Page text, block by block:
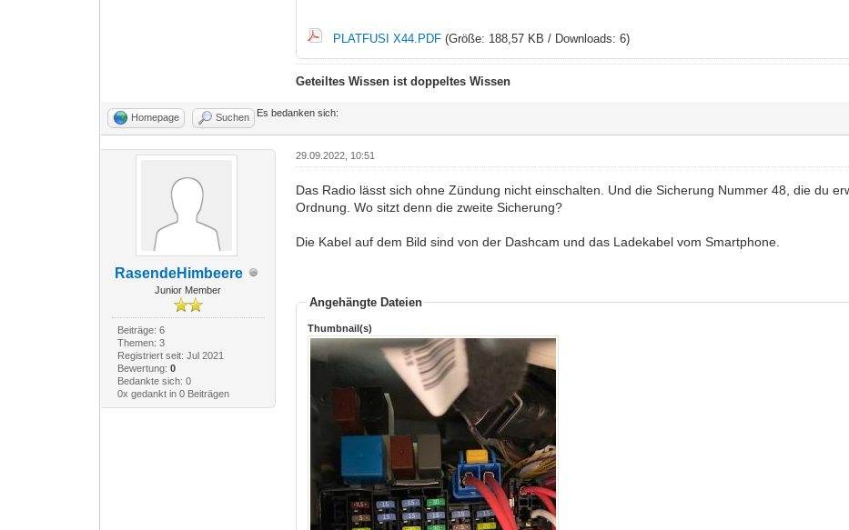
PLATFUSI X44.PDF (Größe: 188,57 KB / Downloads: 6)
Geteiltes Wissen ist doppeltes Wissen
Homepage Suchen Es bedanken sich:
RasendeHimbeere
Junior Member
Beiträge: 6
Themen: 3
Registriert seit: Jul 2021
Bewertung: 0
Bedankte sich: 0
0x gedankt in 0 Beiträgen
29.09.2022, 10:51
Das Radio lässt sich ohne Zündung nicht einschalten. Und die Sicherung Nummer 48, die du
Ordnung. Wo sitzt denn die zweite Sicherung?
Die Kabel auf dem Bild sind von der Dashcam und das Ladekabel vom Smartphone.
Angehängte Dateien
Thumbnail(s)